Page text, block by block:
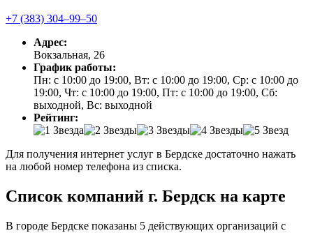
+7 (383) 304‒99‒50
Адрес:
Вокзальная, 26
График работы:
Пн: с 10:00 до 19:00, Вт: с 10:00 до 19:00, Ср: с 10:00 до
19:00, Чт: с 10:00 до 19:00, Пт: с 10:00 до 19:00, Сб:
выходной, Вс: выходной
Рейтинг:
Для получения интернет услуг в Бердске достаточно нажать
на любой номер телефона из списка.
Список компаний г. Бердск на карте
В городе Бердске показаны 5 действующих организаций с